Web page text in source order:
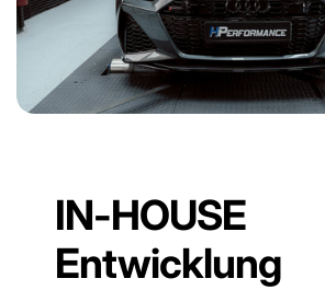
IN-HOUSE
Entwicklung